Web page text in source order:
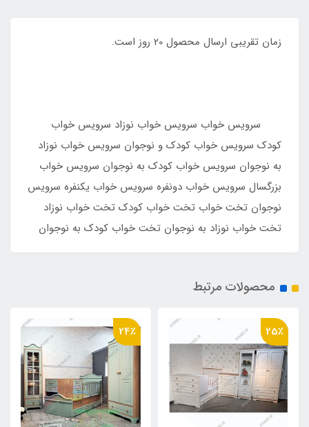
زمان تقریبی ارسال محصول 20 روز است.
سرویس خواب سرویس خواب نوزاد سرویس خواب
کودک سرویس خواب کودک و نوجوان سرویس خواب نوزاد
به نوجوان سرویس خواب کودک به نوجوان سرویس خواب
بزرگسال سرویس خواب دونفره سرویس خواب یکنفره سرویس
نوجوان تخت خواب تخت خواب کودک تخت خواب نوزاد
تخت خواب نوزاد به نوجوان تخت خواب کودک به نوجوان
محصولات مرتبط
25٪ 24٪